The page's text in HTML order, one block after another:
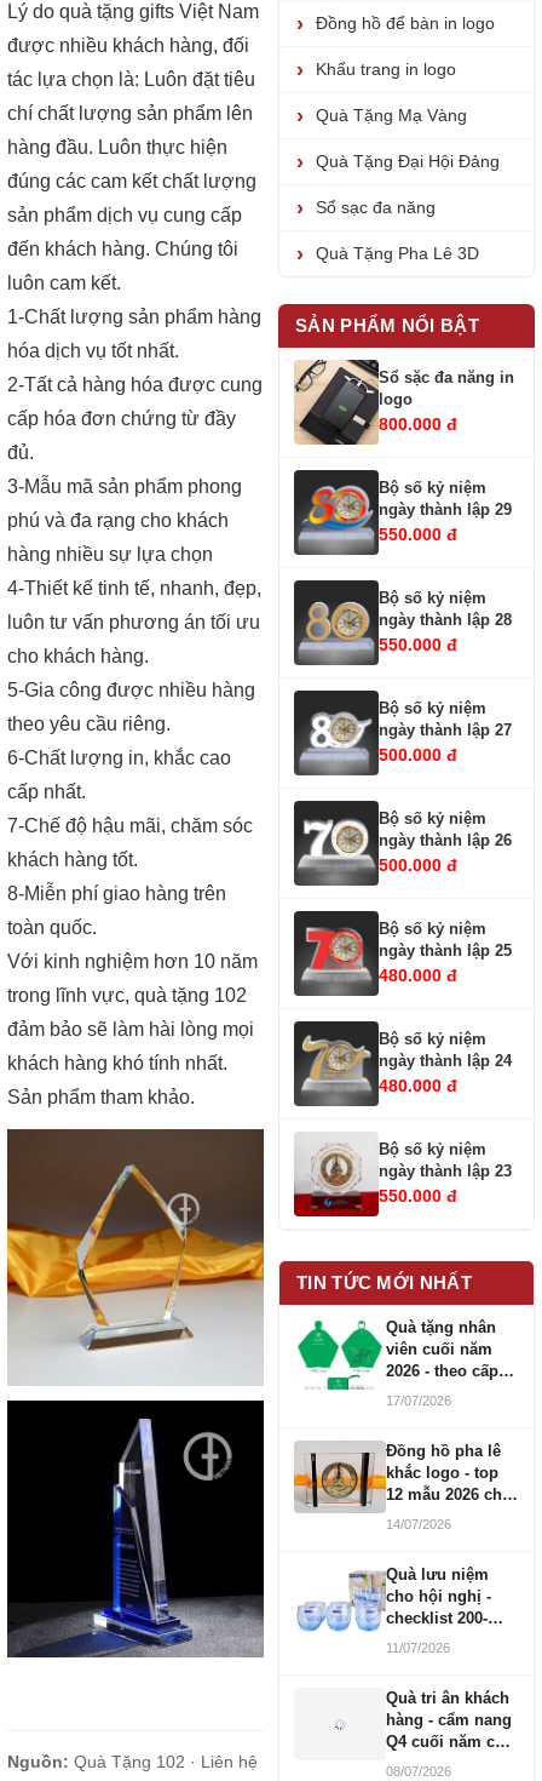
Lý do quà tặng gifts Việt Nam
được nhiều khách hàng, đối
tác lựa chọn là: Luôn đặt tiêu
chí chất lượng sản phẩm lên
hàng đầu. Luôn thực hiện
đúng các cam kết chất lượng
sản phẩm dịch vụ cung cấp
đến khách hàng. Chúng tôi
luôn cam kết.
1-Chất lượng sản phẩm hàng
hóa dịch vụ tốt nhất.
2-Tất cả hàng hóa được cung
cấp hóa đơn chứng từ đầy
đủ.
3-Mẫu mã sản phẩm phong
phú và đa rạng cho khách
hàng nhiều sự lựa chọn
4-Thiết kế tinh tế, nhanh, đẹp,
luôn tư vấn phương án tối ưu
cho khách hàng.
5-Gia công được nhiều hàng
theo yêu cầu riêng.
6-Chất lượng in, khắc cao
cấp nhất.
7-Chế độ hậu mãi, chăm sóc
khách hàng tốt.
8-Miễn phí giao hàng trên
toàn quốc.
Với kinh nghiệm hơn 10 năm
trong lĩnh vực, quà tặng 102
đảm bảo sẽ làm hài lòng mọi
khách hàng khó tính nhất.
Sản phẩm tham khảo.
Nguồn: Quà Tặng 102 · Liên hệ
Đồng hồ để bàn in logo
Khẩu trang in logo
Quà Tặng Mạ Vàng
Quà Tặng Đại Hội Đảng
Sổ sạc đa năng
Quà Tặng Pha Lê 3D
SẢN PHẨM NỔI BẬT
Sổ sặc đa năng in
logo
800.000 đ
Bộ số kỷ niệm
ngày thành lập 29
550.000 đ
Bộ số kỷ niệm
ngày thành lập 28
550.000 đ
Bộ số kỷ niệm
ngày thành lập 27
500.000 đ
Bộ số kỷ niệm
ngày thành lập 26
500.000 đ
Bộ số kỷ niệm
ngày thành lập 25
480.000 đ
Bộ số kỷ niệm
ngày thành lập 24
480.000 đ
Bộ số kỷ niệm
ngày thành lập 23
550.000 đ
TIN TỨC MỚI NHẤT
Quà tặng nhân
viên cuối năm
2026 - theo cấp
bậc CBNV
17/07/2026
Đồng hồ pha lê
khắc logo - top
12 mẫu 2026 cho
doanh nghiệp
14/07/2026
Quà lưu niệm
cho hội nghị -
checklist 200-
1000 người
11/07/2026
Quà tri ân khách
hàng - cẩm nang
Q4 cuối năm cho
doanh nghiệp
08/07/2026